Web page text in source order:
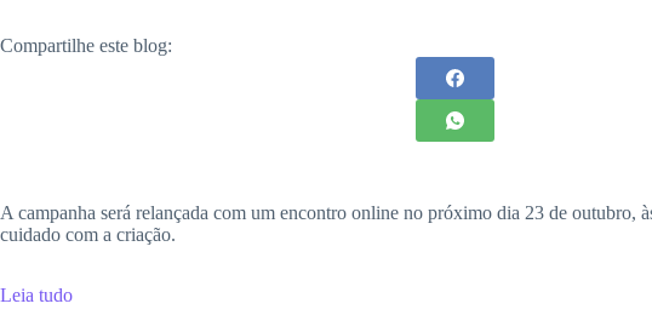
Compartilhe este blog:
A campanha será relançada com um encontro online no próximo dia 23 de outubro,
cuidado com a criação.
Leia tudo